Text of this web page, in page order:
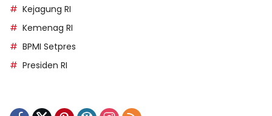
Kejagung RI
Kemenag RI
BPMI Setpres
Presiden RI